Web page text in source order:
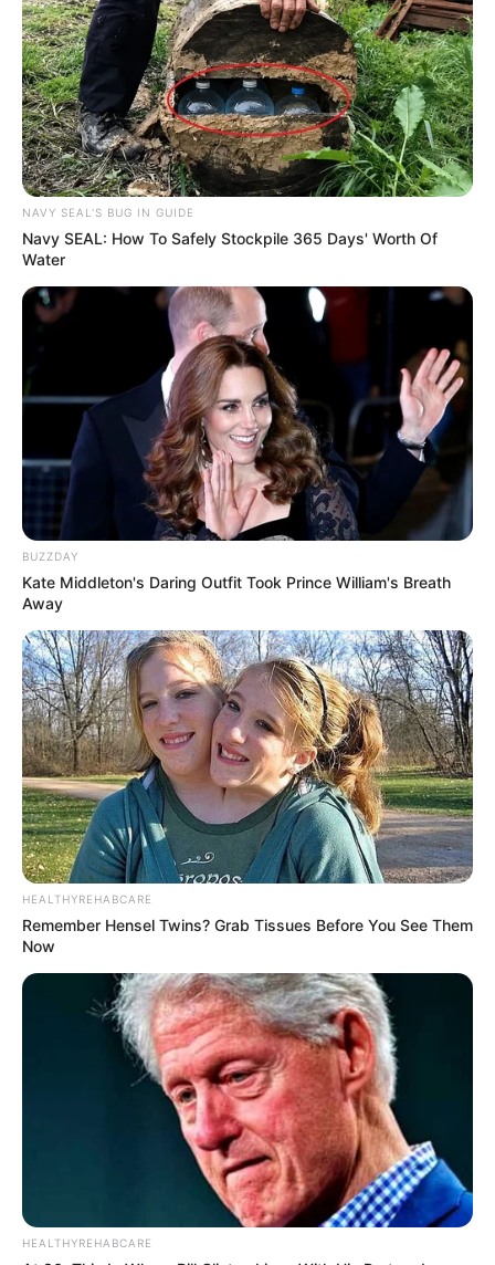
NAVY SEAL'S BUG IN GUIDE
Navy SEAL: How To Safely Stockpile 365 Days' Worth Of
Water
BUZZDAY
Kate Middleton's Daring Outfit Took Prince William's Breath
Away
HEALTHYREHABCARE
Remember Hensel Twins? Grab Tissues Before You See Them
Now
HEALTHYREHABCARE